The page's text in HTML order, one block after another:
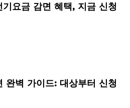
요금 감면 혜택, 지금 신청
완벽 가이드: 대상부터 신청